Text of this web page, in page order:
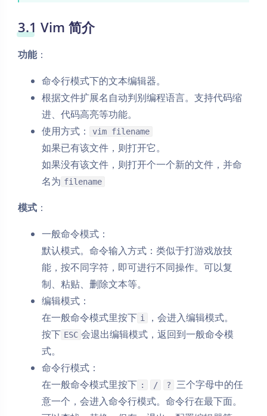
3.1 Vim 简介
功能：
命令行模式下的文本编辑器。
根据文件扩展名自动判别编程语言。支持代码缩
进、代码高亮等功能。
使用方式：
vim filename
如果已有该文件，则打开它。
如果没有该文件，则打开个一个新的文件，并命
名为 filename
模式 ：
一般命令模式：
默认模式。命令输入方式：类似于打游戏放技
能，按不同字符，即可进行不同操作。可以复
制、粘贴、删除文本等。
编辑模式：
在一般命令模式里按下 i
，会进入编辑模式。
按下 ESC 会退出编辑模式，返回到一般命令模
式。
命令行模式：
在一般命令模式里按下 : / ?
三个字母中的任
意一个，会进入命令行模式。命令行在最下面。